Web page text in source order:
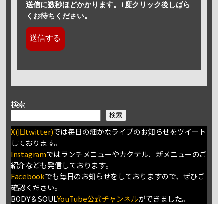
送信に数秒ほどかかります。1度クリック後しばら
くお待ちください。
検索
検索
X(旧twitter)では毎日の細かなライブのお知らせをツイート
しております。
Instagramではランチメニューやカクテル、新メニューのご
紹介なども発信しております。
Facebookでも毎日のお知らせをしておりますので、ぜひご
確認ください。
BODY＆SOULYouTube公式チャンネルができました。